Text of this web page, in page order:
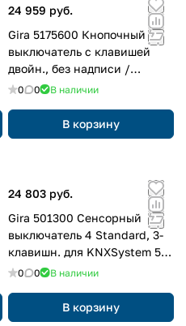
24 959 руб.
Gira 5175600 Кнопочный
выключатель с клавишей
двойн., без надписи /
символы стрелки для Gira
0 0 В наличии
В корзину
24 803 руб.
Gira 501300 Сенсорный
выключатель 4 Standard, 3-
клавишн. для KNXSystem 55,
с Присутствует кнопка
0 0 В наличии
В корзину